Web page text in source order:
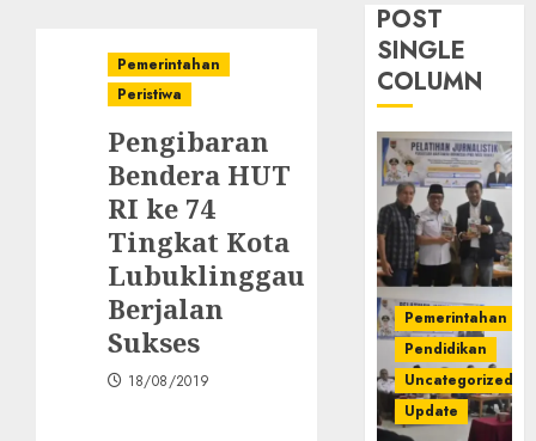
Pemerintahan
Peristiwa
Pengibaran
Bendera HUT
RI ke 74
Tingkat Kota
Lubuklinggau
Berjalan
Sukses
18/08/2019
POST
SINGLE
COLUMN
Pemerintahan
Pendidikan
Uncategorized
Update